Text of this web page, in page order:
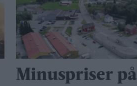
Minuspriser på